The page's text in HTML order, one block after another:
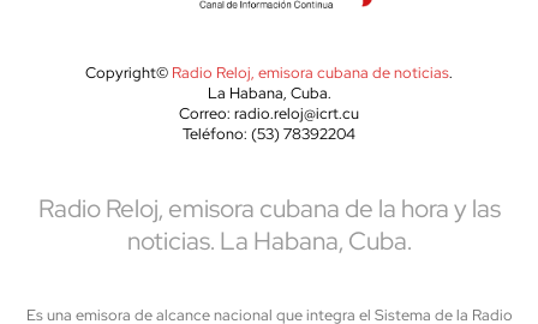
Copyright© Radio Reloj, emisora cubana de noticias.
La Habana, Cuba.
Correo: radio.reloj@icrt.cu
Teléfono: (53) 78392204
Radio Reloj, emisora cubana de la hora y las
noticias. La Habana, Cuba.
Es una emisora de alcance nacional que integra el Sistema de la Radio